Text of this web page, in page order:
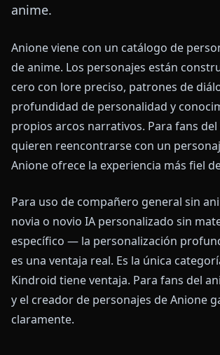
anime.
Anione viene con un catálogo de
de anime. Los personajes están
cero con lore preciso, patrones de
profundidad de personalidad y
propios arcos narrativos. Para fans
quieren reencontrarse con un
Anione ofrece la experiencia más fiel
Para uso de compañero general sin
novia o novio IA personalizado sin
específico — la personalización
es una ventaja real. Es la única
Kindroid tiene ventaja. Para fans del
y el creador de personajes de Anione
claramente.